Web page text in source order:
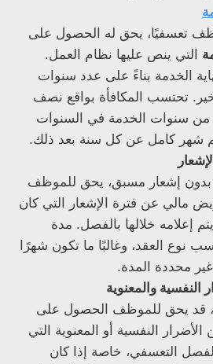
تعسفيًا، يحق له الحصول على
التي ينص عليها نظام العمل.
الخدمة بناءً على عدد سنوات
تحتسب المكافأة بواقع نصف
سنوات الخدمة في السنوات
شهر كامل عن كل سنة بعد ذلك.
بدون إشعار مسبق، يحق للموظف
مالي عن فترة الإشعار التي كان
إعلامه خلالها بالفصل. مدة
نوع العقد، وغالبًا ما تكون شهرًا
محددة المدة.
والمعنوية
قد يحق للموظف الحصول على
النفسية أو المعنوية التي
التعسفي، خاصة إذا كان